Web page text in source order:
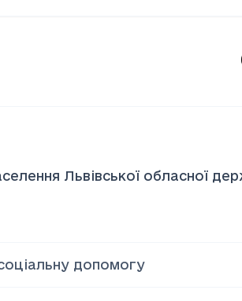
Львівської обласної
допомогу